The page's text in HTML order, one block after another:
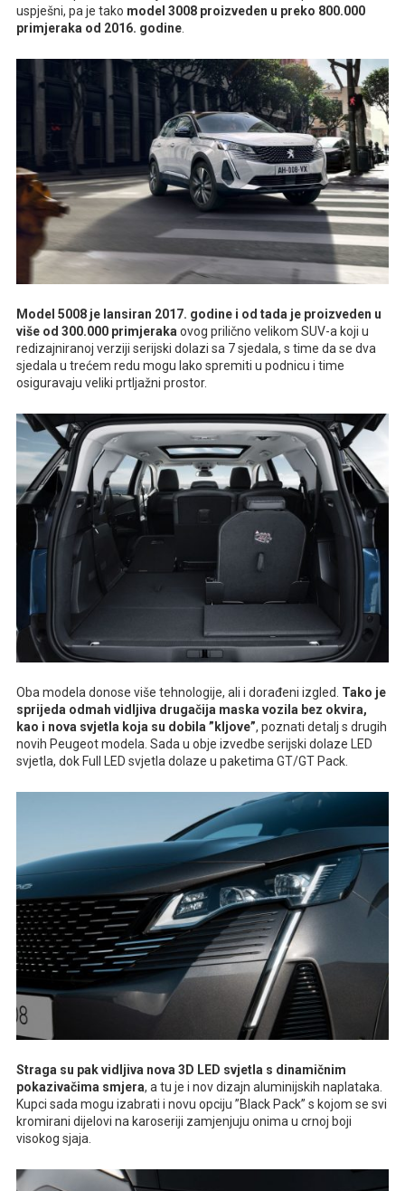
uspješni, pa je tako model 3008 proizveden u preko 800.000
primjeraka od 2016. godine.
Model 5008 je lansiran 2017. godine i od tada je proizveden u
više od 300.000 primjeraka ovog prilično velikom SUV-a koji u
redizajniranoj verziji serijski dolazi sa 7 sjedala, s time da se dva
sjedala u trećem redu mogu lako spremiti u podnicu i time
osiguravaju veliki prtljažni prostor.
Oba modela donose više tehnologije, ali i dorađeni izgled. Tako je
sprijeda odmah vidljiva drugačija maska vozila bez okvira,
kao i nova svjetla koja su dobila ”kljove”, poznati detalj s drugih
novih Peugeot modela. Sada u obje izvedbe serijski dolaze LED
svjetla, dok Full LED svjetla dolaze u paketima GT/GT Pack.
Straga su pak vidljiva nova 3D LED svjetla s dinamičnim
pokazivačima smjera, a tu je i nov dizajn aluminijskih naplataka.
Kupci sada mogu izabrati i novu opciju ”Black Pack” s kojom se svi
kromirani dijelovi na karoseriji zamjenjuju onima u crnoj boji
visokog sjaja.